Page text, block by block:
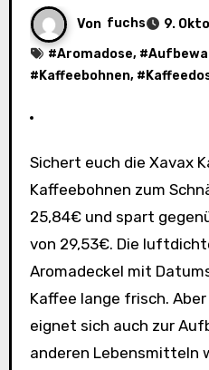
Von fuchs
9.
#Aromadose, #
# Kaffeebohnen, #
Sichert euch die Xavax Kaffeedose für 1kg
Kaffeebohnen zum
25,84€ und spart
von 29,53€. Die
Aromadeckel mit
Kaffee lange frisch.
eignet sich auch zur
anderen Lebensmitteln